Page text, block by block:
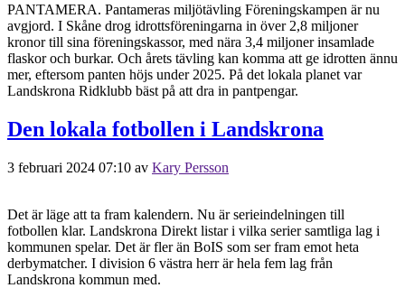
PANTAMERA. Pantameras miljötävling Föreningskampen är nu
avgjord. I Skåne drog idrottsföreningarna in över 2,8 miljoner
kronor till sina föreningskassor, med nära 3,4 miljoner insamlade
flaskor och burkar. Och årets tävling kan komma att ge idrotten ännu
mer, eftersom panten höjs under 2025. På det lokala planet var
Landskrona Ridklubb bäst på att dra in pantpengar.
Den lokala fotbollen i Landskrona
3 februari 2024 07:10 av Kary Persson
Det är läge att ta fram kalendern. Nu är serieindelningen till
fotbollen klar. Landskrona Direkt listar i vilka serier samtliga lag i
kommunen spelar. Det är fler än BoIS som ser fram emot heta
derbymatcher. I division 6 västra herr är hela fem lag från
Landskrona kommun med.